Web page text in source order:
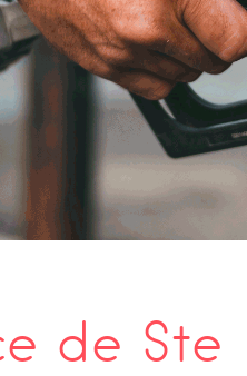
de Ste